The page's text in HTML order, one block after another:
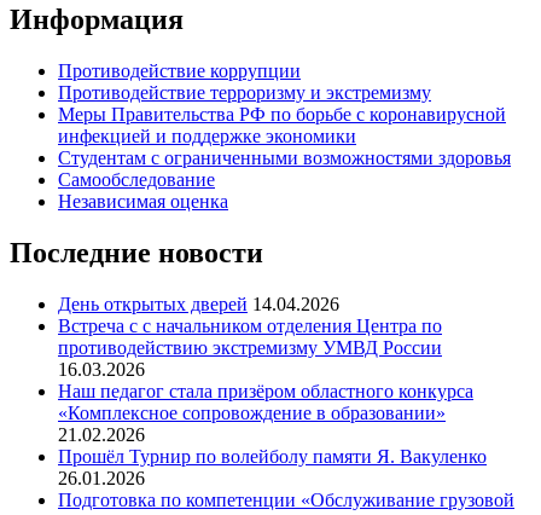
Информация
Противодействие коррупции
Противодействие терроризму и экстремизму
Меры Правительства РФ по борьбе с коронавирусной
инфекцией и поддержке экономики
Студентам с ограниченными возможностями здоровья
Самообследование
Независимая оценка
Последние новости
День открытых дверей 14.04.2026
Встреча с с начальником отделения Центра по
противодействию экстремизму УМВД России
16.03.2026
Наш педагог стала призёром областного конкурса
«Комплексное сопровождение в образовании»
21.02.2026
Прошёл Турнир по волейболу памяти Я. Вакуленко
26.01.2026
Подготовка по компетенции «Обслуживание грузовой